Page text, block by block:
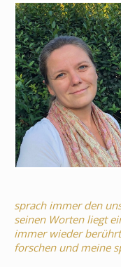
sprach immer den
seinen Worten liegt
immer wieder
forschen und meine